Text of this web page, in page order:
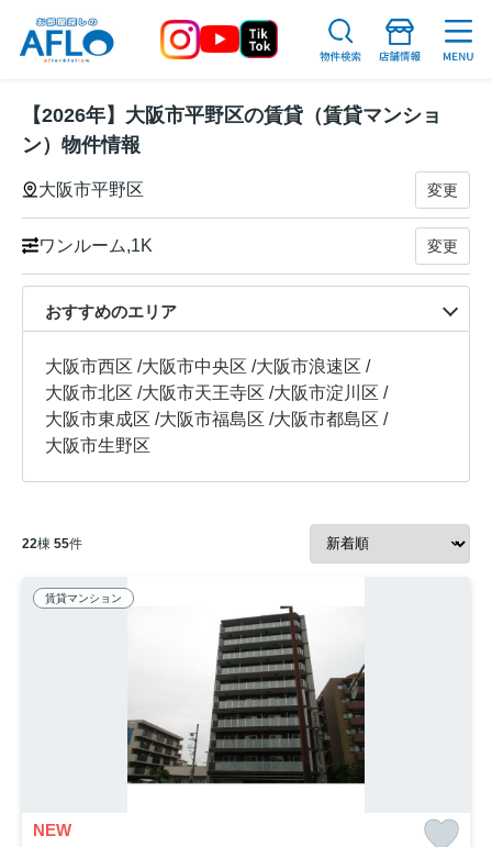
【2026年】大阪市平野区の賃貸（賃貸マンショ
ン）物件情報
大阪市平野区 変更
ワンルーム,1K 変更
おすすめのエリア
大阪市西区 /大阪市中央区 /大阪市浪速区 /
大阪市北区 /大阪市天王寺区 /大阪市淀川区 /
大阪市東成区 /大阪市福島区 /大阪市都島区 /
大阪市生野区
22棟 55件
賃貸マンション
NEW